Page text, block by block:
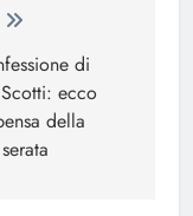
di
ecco
della